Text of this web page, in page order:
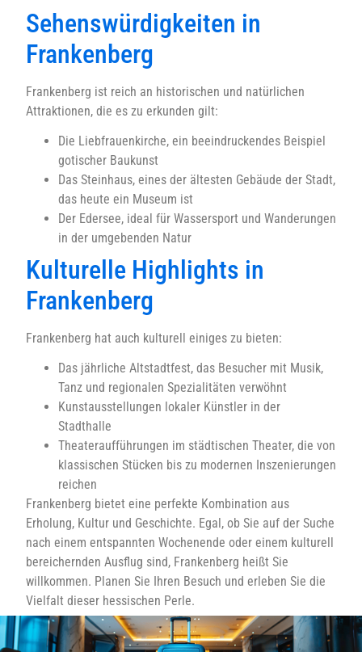
Sehenswürdigkeiten in
Frankenberg
Frankenberg ist reich an historischen und natürlichen
Attraktionen, die es zu erkunden gilt:
Die Liebfrauenkirche, ein beeindruckendes Beispiel
gotischer Baukunst
Das Steinhaus, eines der ältesten Gebäude der Stadt,
das heute ein Museum ist
Der Edersee, ideal für Wassersport und Wanderungen
in der umgebenden Natur
Kulturelle Highlights in
Frankenberg
Frankenberg hat auch kulturell einiges zu bieten:
Das jährliche Altstadtfest, das Besucher mit Musik,
Tanz und regionalen Spezialitäten verwöhnt
Kunstausstellungen lokaler Künstler in der
Stadthalle
Theateraufführungen im städtischen Theater, die von
klassischen Stücken bis zu modernen Inszenierungen
reichen
Frankenberg bietet eine perfekte Kombination aus
Erholung, Kultur und Geschichte. Egal, ob Sie auf der Suche
nach einem entspannten Wochenende oder einem kulturell
bereichernden Ausflug sind, Frankenberg heißt Sie
willkommen. Planen Sie Ihren Besuch und erleben Sie die
Vielfalt dieser hessischen Perle.